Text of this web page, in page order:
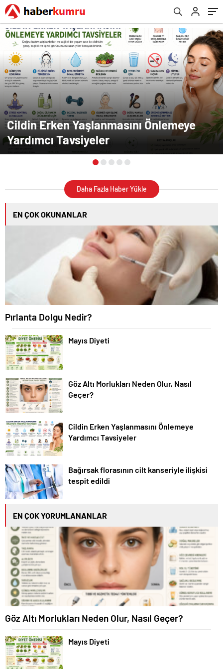
Cildin Erken Yaşlanmasını Önlemeye
Yardımcı Tavsiyeler
Daha Fazla Haber Yükle
EN ÇOK OKUNANLAR
Pırlanta Dolgu Nedir?
Mayıs Diyeti
Göz Altı Morlukları Neden Olur, Nasıl
Geçer?
Cildin Erken Yaşlanmasını Önlemeye
Yardımcı Tavsiyeler
Bağırsak florasının cilt kanseriyle ilişkisi
tespit edildi
EN ÇOK YORUMLANANLAR
Göz Altı Morlukları Neden Olur, Nasıl Geçer?
Mayıs Diyeti